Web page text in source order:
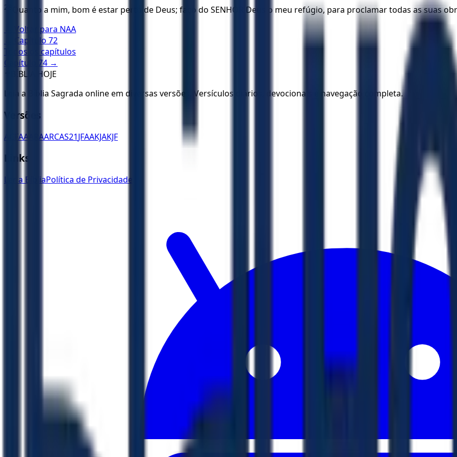
28
Quanto a mim, bom é estar perto de Deus; faço do SENHOR Deus o meu refúgio, para proclamar todas as suas
← Voltar para NAA
← Capítulo 72
Todos os capítulos
Capítulo
74 →
BÍBLIA HOJE
Leia a Bíblia Sagrada online em diversas versões. Versículos diários, devocionais e navegação completa.
Versões
ACFAA ARAARCAS21JFAAKJAKJF
Links
Ler a BíbliaPolítica de Privacidade